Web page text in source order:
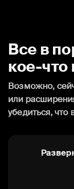
Все в
кое-что
Возможно,
или
убедиться, что